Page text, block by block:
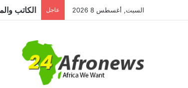
السبت, أغسطس 8 2026 عاجل